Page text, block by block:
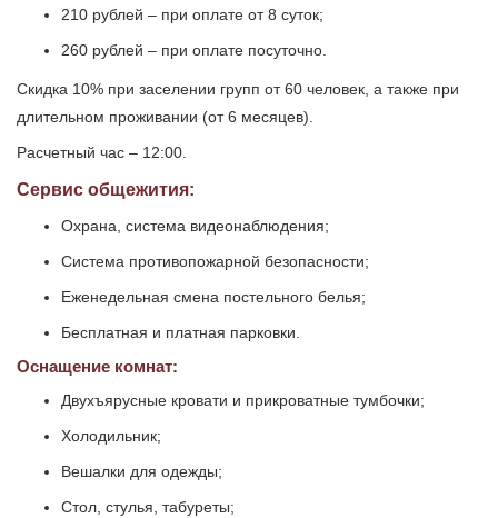
210 рублей – при оплате от 8 суток;
260 рублей – при оплате посуточно.
Скидка 10% при заселении групп от 60 человек, а также при
длительном проживании (от 6 месяцев).
Расчетный час – 12:00.
Сервис общежития:
Охрана, система видеонаблюдения;
Система противопожарной безопасности;
Еженедельная смена постельного белья;
Бесплатная и платная парковки.
Оснащение комнат:
Двухъярусные кровати и прикроватные тумбочки;
Холодильник;
Вешалки для одежды;
Стол, стулья, табуреты;